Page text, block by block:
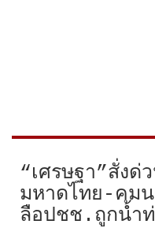
“เศรษฐา”สั่งด่
มหาดไทย-คม
ลือปชช.ถูกน้ำ